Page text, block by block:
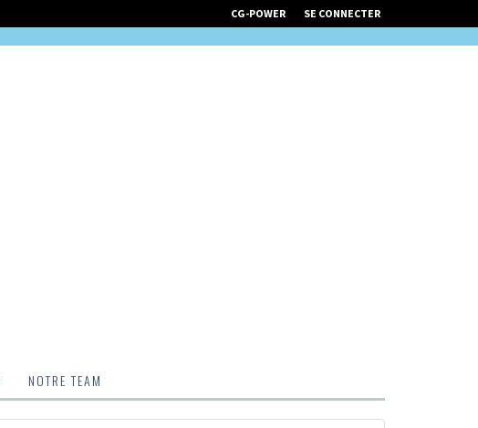
CG-POWER SE CONNECTER
NOTRE TEAM